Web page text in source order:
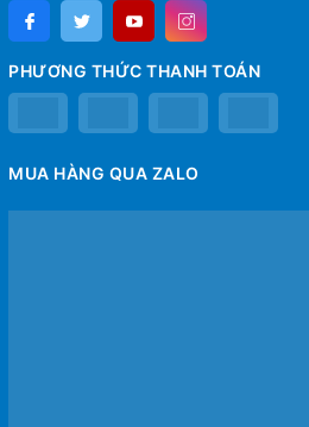
PHƯƠNG THỨC THANH TOÁN
MUA HÀNG QUA ZALO